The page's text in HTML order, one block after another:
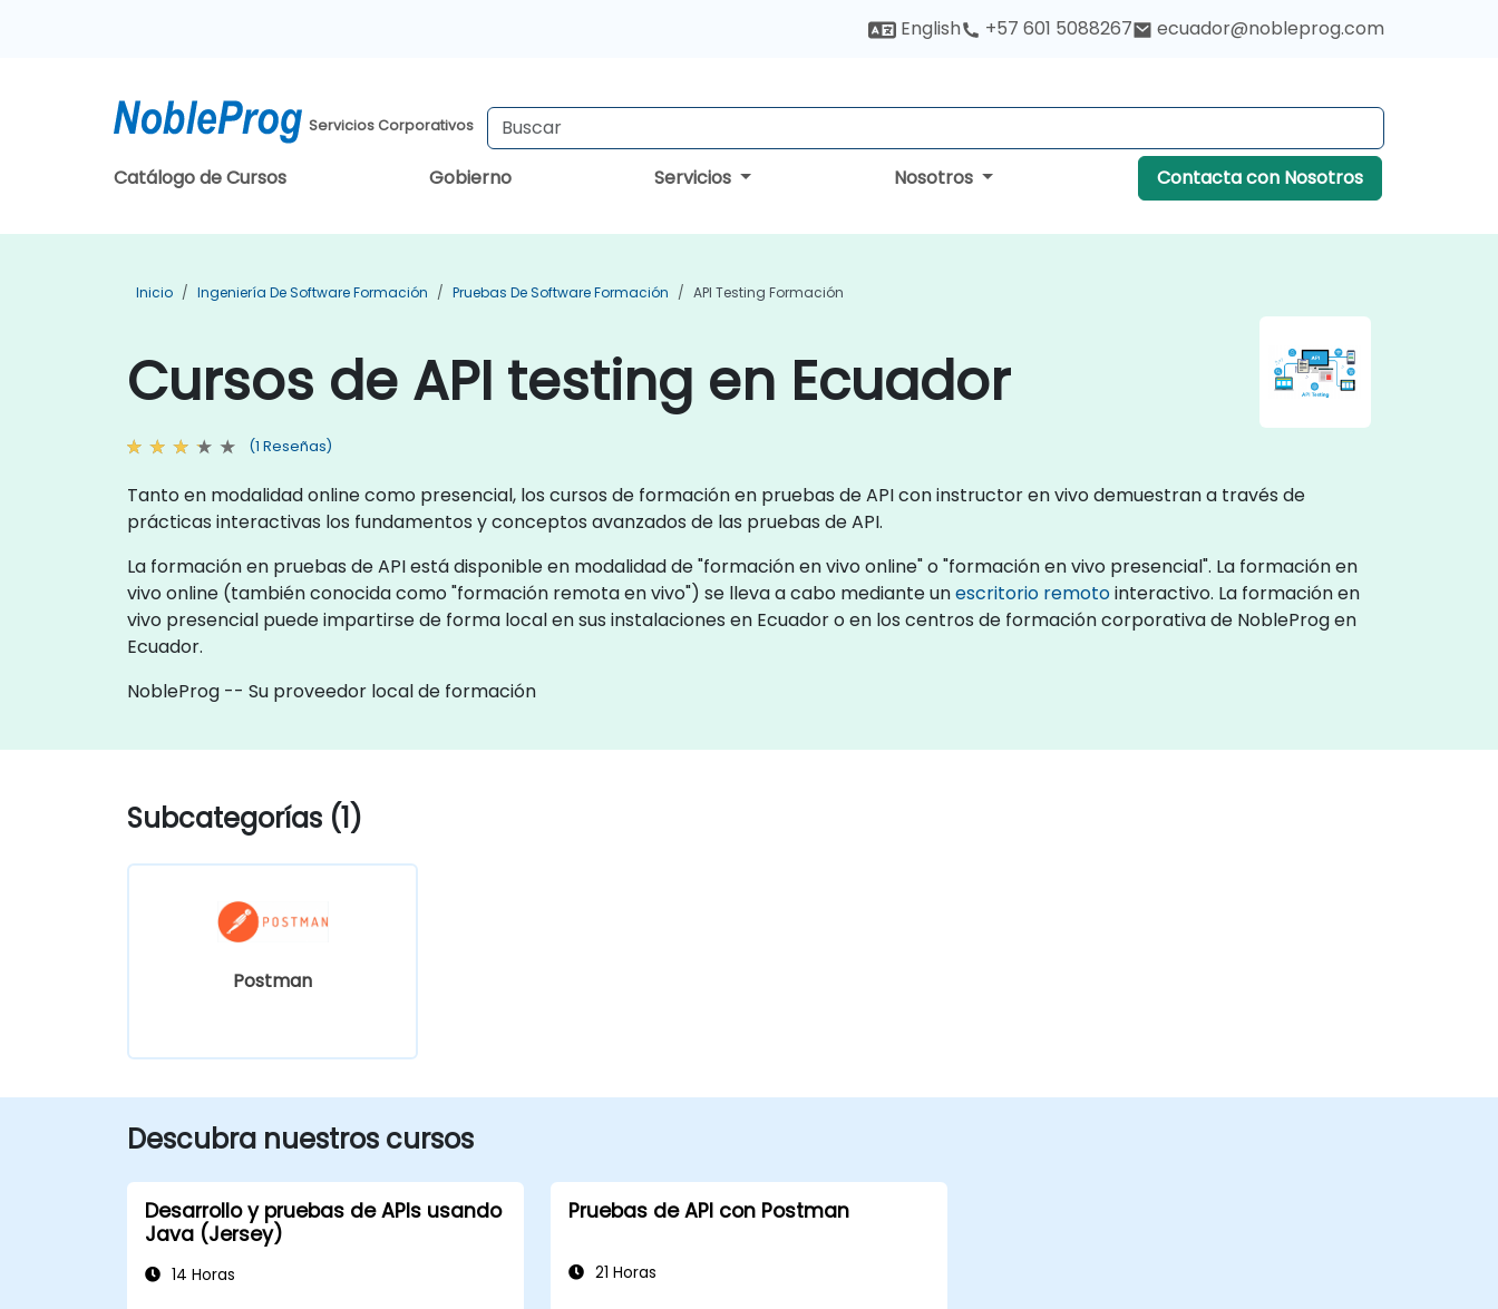
English +57 601 5088267 ecuador@nobleprog.com
Servicios Corporativos
Catálogo de Cursos Gobierno Servicios Nosotros Contacta con Nosotros
Inicio Ingeniería De Software Formación Pruebas De Software Formación API Testing Formación
Cursos de API testing en Ecuador
(1 Reseñas)
Tanto en modalidad online como presencial, los cursos de formación en pruebas de API con instructor en vivo demuestran a través de
prácticas interactivas los fundamentos y conceptos avanzados de las pruebas de API.
La formación en pruebas de API está disponible en modalidad de "formación en vivo online" o "formación en vivo presencial". La formación en
vivo online (también conocida como "formación remota en vivo") se lleva a cabo mediante unescritorio remotointeractivo. La formación en
vivo presencial puede impartirse de forma local en sus instalaciones en Ecuador o en los centros de formación corporativa de NobleProg en
Ecuador.
NobleProg -- Su proveedor local de formación
Subcategorías (1)
Postman
Descubra nuestros cursos
Desarrollo y pruebas de APIs usando
Java (Jersey)
14 Horas
Pruebas de API con Postman
21 Horas